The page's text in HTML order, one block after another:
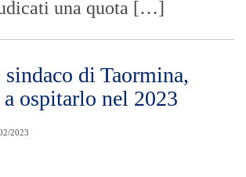
una quota […]
di Taormina,
ospitarlo nel 2023
2023